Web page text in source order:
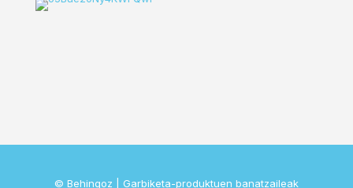
© Behingoz | Garbiketa-produktuen banatzaileak